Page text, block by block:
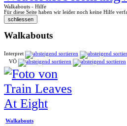
Walkabouts - Hilfe
Für diese Seite haben wir leider noch keine Hilfe
Walkabouts
Interpret
VÖ
Walkabouts